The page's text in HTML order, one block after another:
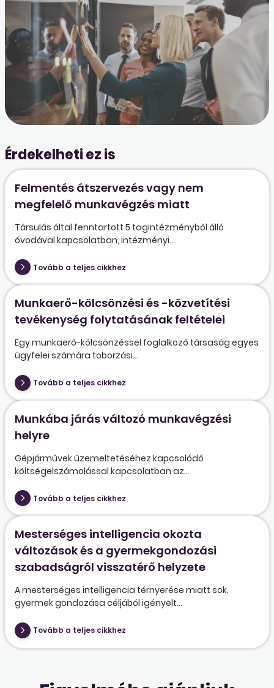
Érdekelheti ez is
Felmentés átszervezés vagy nem
megfelelő munkavégzés miatt
Társulás által fenntartott 5 tagintézményből álló
óvodával kapcsolatban, intézményi...
Tovább a teljes cikkhez
Munkaerő-kölcsönzési és -közvetítési
tevékenység folytatásának feltételei
Egy munkaerő-kölcsönzéssel foglalkozó társaság egyes
ügyfelei számára toborzási...
Tovább a teljes cikkhez
Munkába járás változó munkavégzési
helyre
Gépjárművek üzemeltetéséhez kapcsolódó
költségelszámolással kapcsolatban az...
Tovább a teljes cikkhez
Mesterséges intelligencia okozta
változások és a gyermekgondozási
szabadságról visszatérő helyzete
A mesterséges intelligencia térnyerése miatt sok,
gyermek gondozása céljából igényelt...
Tovább a teljes cikkhez